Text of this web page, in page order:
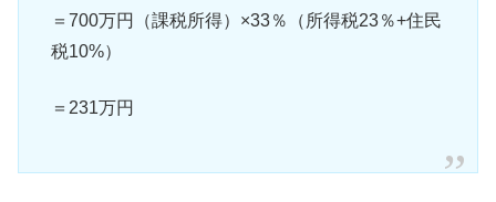
＝700万円（課税所得）×33％（所得税23％+住民
税10%）
＝231万円